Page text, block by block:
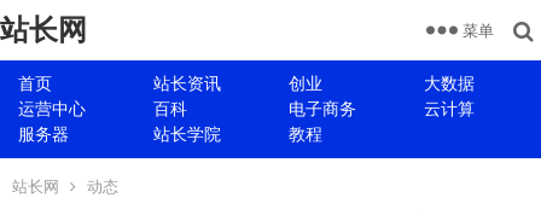
站长网
首页 站长资讯 创业
大数据
运营中心
百科 电子商务
云计算
服务器
站长学院 教程
菜单
站长网 动态